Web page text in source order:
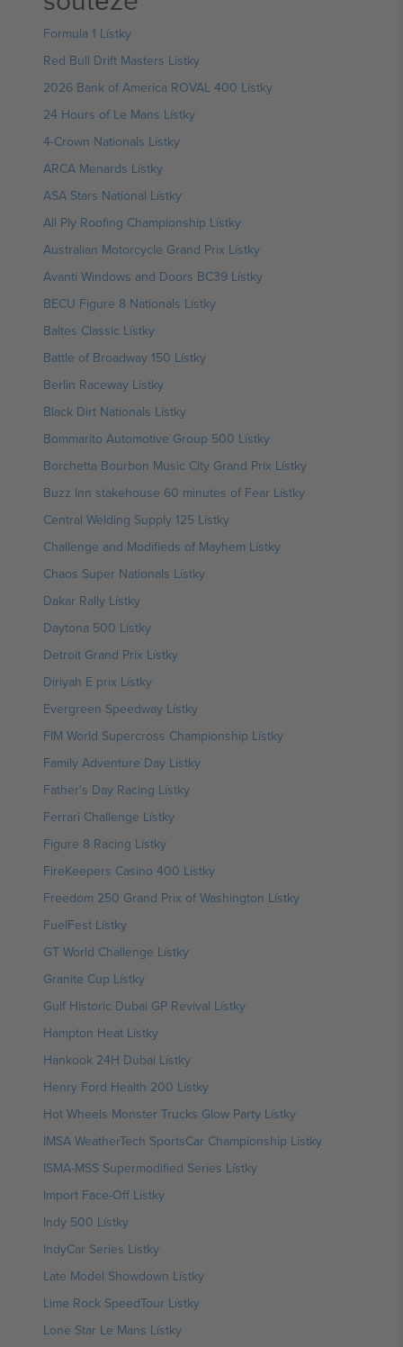
Formula 1 Lístky
Red Bull Drift Masters Lístky
2026 Bank of America ROVAL 400 Lístky
24 Hours of Le Mans Lístky
4-Crown Nationals Lístky
ARCA Menards Lístky
ASA Stars National Lístky
All Ply Roofing Championship Lístky
Australian Motorcycle Grand Prix Lístky
Avanti Windows and Doors BC39 Lístky
BECU Figure 8 Nationals Lístky
Baltes Classic Lístky
Battle of Broadway 150 Lístky
Berlin Raceway Lístky
Black Dirt Nationals Lístky
Bommarito Automotive Group 500 Lístky
Borchetta Bourbon Music City Grand Prix Lístky
Buzz Inn stakehouse 60 minutes of Fear Lístky
Central Welding Supply 125 Lístky
Challenge and Modifieds of Mayhem Lístky
Chaos Super Nationals Lístky
Dakar Rally Lístky
Daytona 500 Lístky
Detroit Grand Prix Lístky
Diriyah E prix Lístky
Evergreen Speedway Lístky
FIM World Supercross Championship Lístky
Family Adventure Day Lístky
Father's Day Racing Lístky
Ferrari Challenge Lístky
Figure 8 Racing Lístky
FireKeepers Casino 400 Lístky
Freedom 250 Grand Prix of Washington Lístky
FuelFest Lístky
GT World Challenge Lístky
Granite Cup Lístky
Gulf Historic Dubai GP Revival Lístky
Hampton Heat Lístky
Hankook 24H Dubai Lístky
Henry Ford Health 200 Lístky
Hot Wheels Monster Trucks Glow Party Lístky
IMSA WeatherTech SportsCar Championship Lístky
ISMA-MSS Supermodified Series Lístky
Import Face-Off Lístky
Indy 500 Lístky
IndyCar Series Lístky
Late Model Showdown Lístky
Lime Rock SpeedTour Lístky
Lone Star Le Mans Lístky